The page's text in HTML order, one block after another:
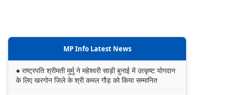
MP Info Latest News
● राष्ट्रपति श्रीमती मुर्मु ने महेश्वरी साड़ी बुनाई में उत्कृष्ट योगदान
के लिए खरगोन जिले के श्री कमल गौड़ को किया सम्मानित